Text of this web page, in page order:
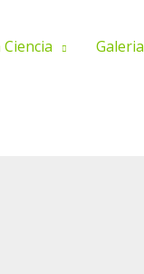
Galeria